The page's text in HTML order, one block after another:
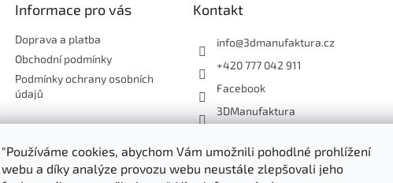
"Používáme cookies, abychom Vám umožnili pohodlné prohlížení
webu a díky analýze provozu webu neustále zlepšovali jeho
Informace pro vás
Doprava a platba
Obchodní podmínky
Podmínky ochrany osobních
údajů
Kontakt
info@3dmanufaktura.cz
+420 777 042 911
Facebook
3DManufaktura
Shoptet.cz 3D Manufaktura s.r.o.